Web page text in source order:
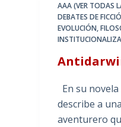
AAA (VER TODAS
DEBATES DE
EVOLUCIÓN,
En su
describe a
aventurero